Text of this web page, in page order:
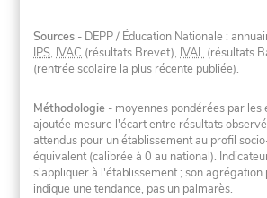
Sources - DEPP / Éducation Nationale :
IPS, IVAC (résultats Brevet), IVAL (résultats
(rentrée scolaire la plus récente publiée).
Méthodologie - moyennes pondérées par
ajoutée mesure l'écart entre résultats
attendus pour un établissement au profil
équivalent (calibrée à 0 au national).
s'appliquer à l'établissement ; son agrégation
indique une tendance, pas un palmarès.